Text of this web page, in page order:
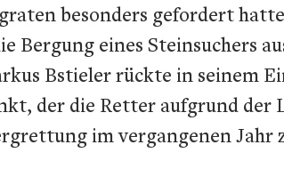
besonders gefordert
Bergung eines Steinsuchers
Bstieler rückte in seinem
der die Retter aufgrund der
im vergangenen Jahr